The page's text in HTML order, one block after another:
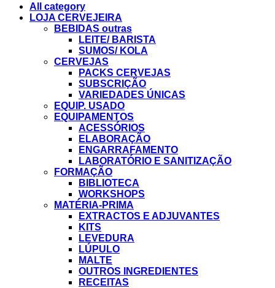
All category
LOJA CERVEJEIRA
BEBIDAS outras
LEITE/ BARISTA
SUMOS/ KOLA
CERVEJAS
PACKS CERVEJAS
SUBSCRIÇÃO
VARIEDADES ÚNICAS
EQUIP. USADO
EQUIPAMENTOS
ACESSÓRIOS
ELABORAÇÃO
ENGARRAFAMENTO
LABORATÓRIO E SANITIZAÇÃO
FORMAÇÃO
BIBLIOTECA
WORKSHOPS
MATÉRIA-PRIMA
EXTRACTOS E ADJUVANTES
KITS
LEVEDURA
LÚPULO
MALTE
OUTROS INGREDIENTES
RECEITAS